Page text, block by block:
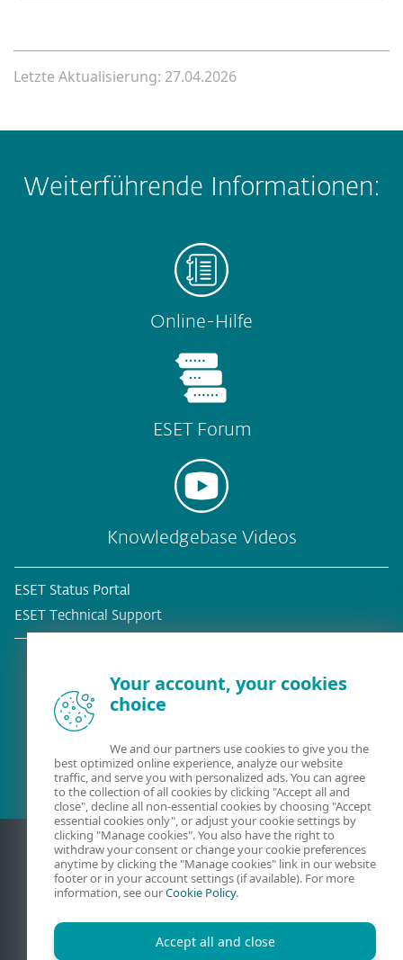
Letzte Aktualisierung: 27.04.2026
Weiterführende Informationen:
Online-Hilfe
ESET Forum
Knowledgebase Videos
ESET Status Portal
ESET Technical Support
Your account, your cookies
choice
We and our partners use cookies to give you the
best optimized online experience, analyze our website
traffic, and serve you with personalized ads. You can agree
to the collection of all cookies by clicking "Accept all and
close", decline all non-essential cookies by choosing "Accept
essential cookies only", or adjust your cookie settings by
clicking "Manage cookies". You also have the right to
withdraw your consent or change your cookie preferences
anytime by clicking the "Manage cookies" link in our website
footer or in your account settings (if available). For more
information, see ourCookie Policy.
Accept all and close